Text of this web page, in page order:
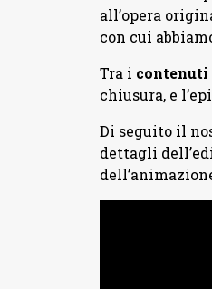
all’opera
con cui
Tra i contenuti
chiusura, e
Di seguito il
dettagli